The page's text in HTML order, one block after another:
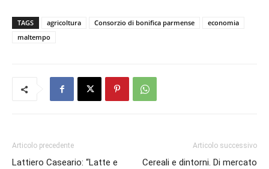
TAGS agricoltura Consorzio di bonifica parmense
economia
maltempo
Articolo precedente
Lattiero Caseario: “Latte e
Articolo successivo
Cereali e dintorni. Di mercato